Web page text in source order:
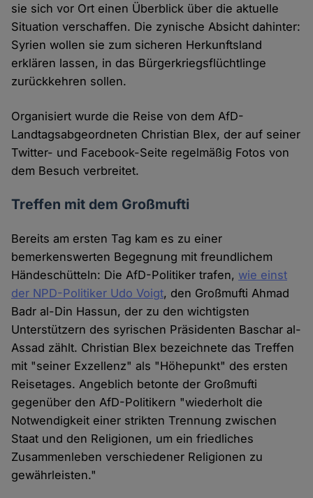
sie sich vor Ort einen Überblick über die aktuelle
Situation verschaffen. Die zynische Absicht dahinter:
Syrien wollen sie zum sicheren Herkunftsland
erklären lassen, in das Bürgerkriegsflüchtlinge
zurückkehren sollen.
Organisiert wurde die Reise von dem AfD-
Landtagsabgeordneten Christian Blex, der auf seiner
Twitter- und Facebook-Seite regelmäßig Fotos von
dem Besuch verbreitet.
Treffen mit dem Großmufti
Bereits am ersten Tag kam es zu einer
bemerkenswerten Begegnung mit freundlichem
Händeschütteln: Die AfD-Politiker trafen, wie einst
der NPD-Politiker Udo Voigt, den Großmufti Ahmad
Badr al-Din Hassun, der zu den wichtigsten
Unterstützern des syrischen Präsidenten Baschar al-
Assad zählt. Christian Blex bezeichnete das Treffen
mit "seiner Exzellenz" als "Höhepunkt" des ersten
Reisetages. Angeblich betonte der Großmufti
gegenüber den AfD-Politikern "wiederholt die
Notwendigkeit einer strikten Trennung zwischen
Staat und den Religionen, um ein friedliches
Zusammenleben verschiedener Religionen zu
gewährleisten."